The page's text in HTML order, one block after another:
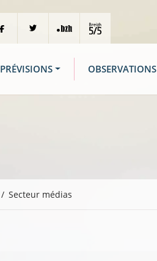
PRÉVISIONS OBSERVATIONS
Secteur médias